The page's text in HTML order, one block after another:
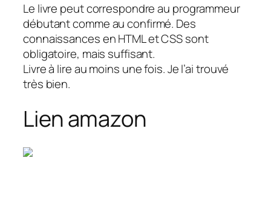
Le livre peut correspondre au programmeur
débutant comme au confirmé. Des
connaissances en HTML et CSS sont
obligatoire, mais suffisant.
Livre à lire au moins une fois. Je l’ai trouvé
très bien.
Lien amazon